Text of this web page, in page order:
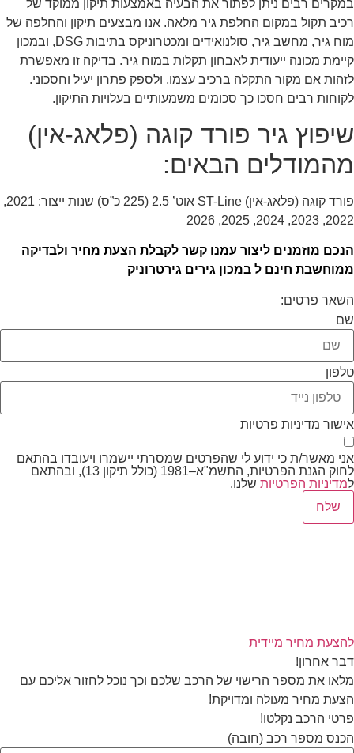
במקרים רבים ניתן לפתור את הבעיה באמצעות תיקון ממוקד של
רכיב תקול במקום החלפת גיר מלאה. אנו מבצעים תיקון והחלפה של
מוח גיר, מחשב גיר, סולנואידים ומכטרוניקס בתיבות DSG, ובמכון
קיימת מכונה ייעודית לאבחון תקלות במוח גיר. בדיקה זו מאפשרת
לזהות אם מקור התקלה ברכיב עצמו, ולספק פתרון יעיל וחסכוני.
לקוחות רבים חסכו כך סכומים משמעותיים בעלויות התיקון.
שיפוץ גיר פורד קוגה (פלאג-אין)
מהמודלים הבאים:
פורד קוגה (פלאג-אין) ST-Line אוט’ 2.5 (225 כ”ס) שנות ייצור: 2021,
2022, 2023, 2024, 2025, 2026
הנכם מוזמנים ליצור עמנו קשר לקבלת הצעת מחיר ולבדיקה
ממוחשבת חינם ל במכון גירים גירטרוניק
השאר פרטים:
שם
טלפון
אישור מדיניות פרטיות
אני מאשר/ת כי ידוע לי שהפרטים שמסרתי יישמרו ויעובדו בהתאם
לחוק הגנת הפרטיות, התשמ"א–1981 (כולל תיקון 13), ובהתאם
למדיניות הפרטיות שלנו.
שלח
להצעת מחיר מיידית
דבר אחרון!
מלאו את מספר הרישוי של הרכב שלכם וכך נוכל לחזור אליכם עם
הצעת מחיר מעולה ומדויקת!
פרטי הרכב נקלטו!
הכנס מספר רכב (חובה)